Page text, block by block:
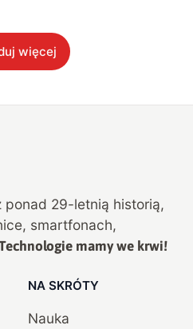
więcej
ponad 29-letnią historią,
smartfonach,
mamy we krwi!
NA SKRÓTY
Nauka